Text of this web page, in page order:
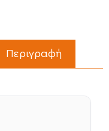
Περιγραφή